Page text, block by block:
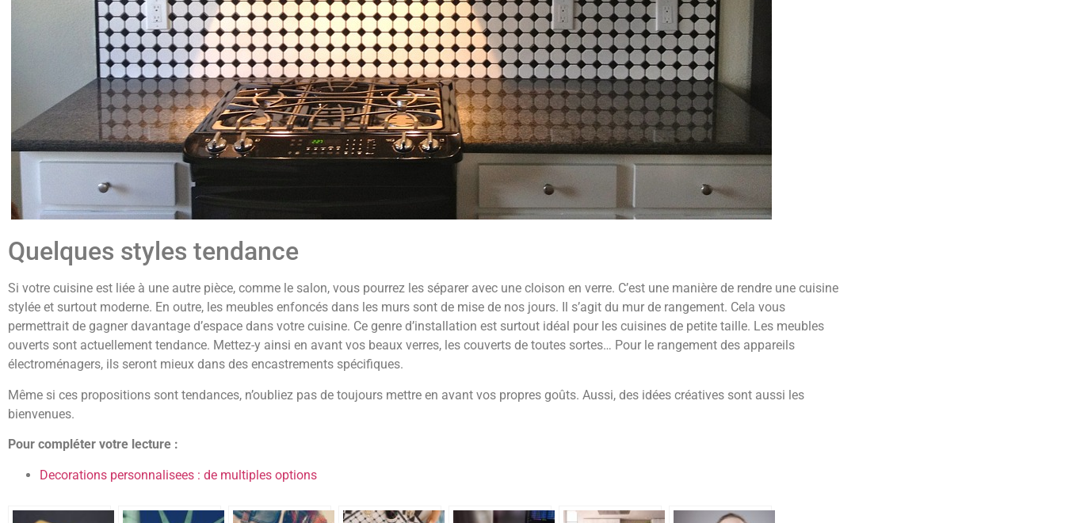
Quelques styles tendance
Si votre cuisine est liée à une autre pièce, comme le salon, vous pourrez les séparer avec une cloison en verre. C’est une manière de rendre une cuisine
stylée et surtout moderne. En outre, les meubles enfoncés dans les murs sont de mise de nos jours. Il s’agit du mur de rangement. Cela vous
permettrait de gagner davantage d’espace dans votre cuisine. Ce genre d’installation est surtout idéal pour les cuisines de petite taille. Les meubles
ouverts sont actuellement tendance. Mettez-y ainsi en avant vos beaux verres, les couverts de toutes sortes… Pour le rangement des appareils
électroménagers, ils seront mieux dans des encastrements spécifiques.
Même si ces propositions sont tendances, n’oubliez pas de toujours mettre en avant vos propres goûts. Aussi, des idées créatives sont aussi les
bienvenues.
Pour compléter votre lecture :
Decorations personnalisees : de multiples options